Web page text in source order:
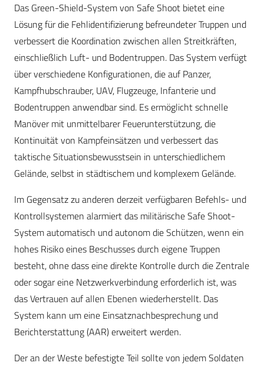
Das Green-Shield-System von Safe Shoot bietet eine
Lösung für die Fehlidentifizierung befreundeter Truppen und
verbessert die Koordination zwischen allen Streitkräften,
einschließlich Luft- und Bodentruppen. Das System verfügt
über verschiedene Konfigurationen, die auf Panzer,
Kampfhubschrauber, UAV, Flugzeuge, Infanterie und
Bodentruppen anwendbar sind. Es ermöglicht schnelle
Manöver mit unmittelbarer Feuerunterstützung, die
Kontinuität von Kampfeinsätzen und verbessert das
taktische Situationsbewusstsein in unterschiedlichem
Gelände, selbst in städtischem und komplexem Gelände.
Im Gegensatz zu anderen derzeit verfügbaren Befehls- und
Kontrollsystemen alarmiert das militärische Safe Shoot-
System automatisch und autonom die Schützen, wenn ein
hohes Risiko eines Beschusses durch eigene Truppen
besteht, ohne dass eine direkte Kontrolle durch die Zentrale
oder sogar eine Netzwerkverbindung erforderlich ist, was
das Vertrauen auf allen Ebenen wiederherstellt. Das
System kann um eine Einsatznachbesprechung und
Berichterstattung (AAR) erweitert werden.
Der an der Weste befestigte Teil sollte von jedem Soldaten